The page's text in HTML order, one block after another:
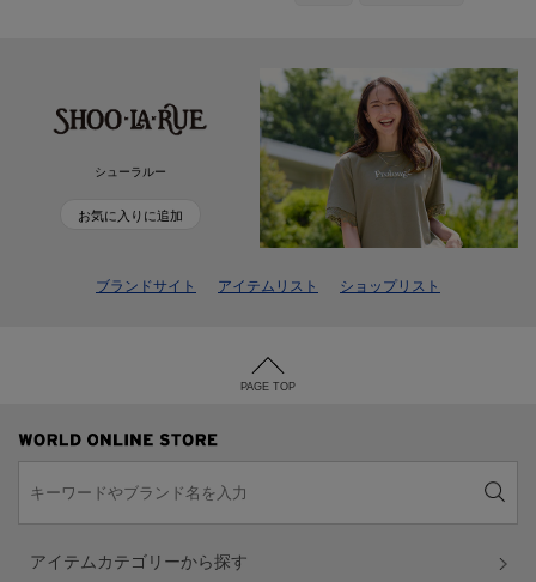
シューラルー
お気に入りに追加
ブランドサイト アイテムリスト ショップリスト
PAGE TOP
アイテムカテゴリーから探す